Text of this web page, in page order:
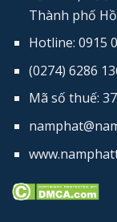
Thành phố
Hotline: 0915
(0274) 6286
Mã số thuế: